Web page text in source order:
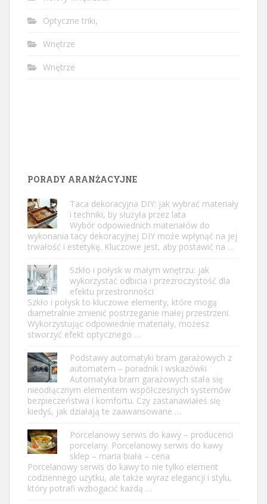
Optyczne triki,
Wnętrze
Wnętrze
PORADY ARANŻACYJNE
Taca dekoracyjna DIY: jak wybrać materiały
i techniki, by służyła przez lata
Wybór odpowiednich materiałów do
wykonania tacy dekoracyjnej DIY może wpłynąć na jej
trwałość i estetykę. Kluczowe jest, aby postawić na …
Szkło i połysk w małym wnętrzu: jak
wykorzystać odbicia i przezroczystość dla
efektu przestronności
Szkło i połysk to kluczowe elementy, które mogą
diametralnie zmienić postrzeganie małej przestrzeni.
Wykorzystując odpowiednie materiały, możesz
stworzyć efekt optycznego …
Podstawy automatyki bram garażowych z
automatem – poradnik i wskazówki
Automatyka bram garażowych stała się
nieodłącznym elementem współczesnych systemów
bezpieczeństwa i komfortu. Czy zastanawiałeś się
kiedyś, jak działają te zaawansowane …
Porcelanowy serwis do kawy – producenci
porcelany. Porcelanowy serwis do kawy
sklep – maria biała – cena
Porcelanowy serwis do kawy to nie tylko element
codziennego użytku, ale także wyraz elegancji i stylu,
który potrafi wzbogacić każdą …